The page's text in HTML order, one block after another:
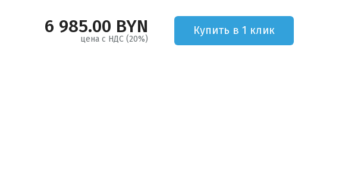
6 985.00 BYN
цена с НДС (20%)
Купить в 1 клик